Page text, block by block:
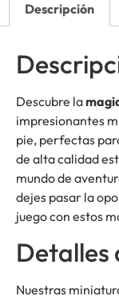
Descripción
Descubre la
impresionantes
pie, perfectas
de alta calidad
mundo de
dejes pasar la
juego con estos
Detalles
Nuestras